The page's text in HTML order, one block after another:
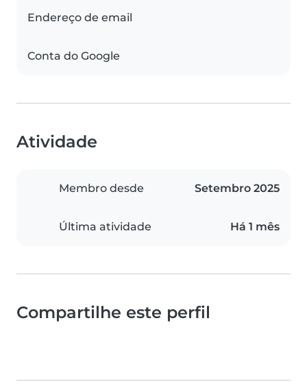
Endereço de email
Conta do Google
Atividade
Membro desde Setembro 2025
Última atividade Há 1 mês
Compartilhe este perfil